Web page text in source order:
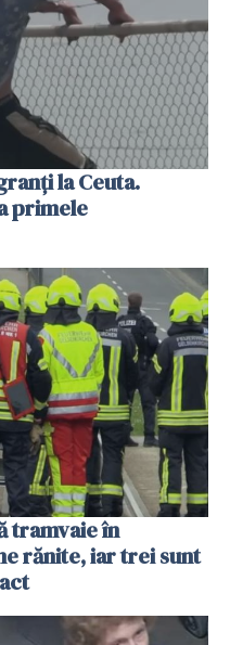
la Ceuta.
primele
tramvaie în
rănite, iar trei sunt